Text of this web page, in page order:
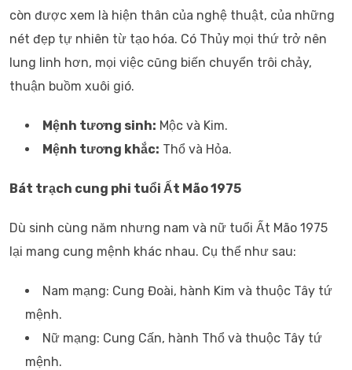
còn được xem là hiện thân của nghệ thuật, của những
nét đẹp tự nhiên từ tạo hóa. Có Thủy mọi thứ trở nên
lung linh hơn, mọi việc cũng biến chuyển trôi chảy,
thuận buồm xuôi gió.
Mệnh tương sinh: Mộc và Kim.
Mệnh tương khắc: Thổ và Hỏa.
Bát trạch cung phi tuổi Ất Mão 1975
Dù sinh cùng năm nhưng nam và nữ tuổi Ất Mão 1975
lại mang cung mệnh khác nhau. Cụ thể như sau:
Nam mạng: Cung Đoài, hành Kim và thuộc Tây tứ
mệnh.
Nữ mạng: Cung Cấn, hành Thổ và thuộc Tây tứ
mệnh.